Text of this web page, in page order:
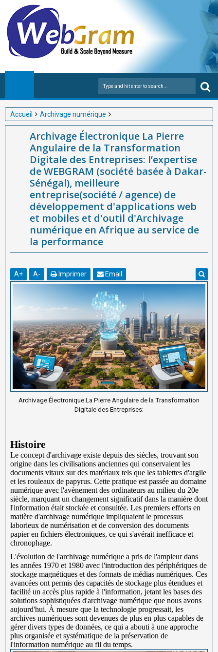
Accueil
Archivage numérique
Archivage Électronique La Pierre Angulaire de la Transformation
Digitale des Entreprises: l’expertise de WEBGRAM (société basée
à Dakar-Sénégal), meilleure entreprise(société / agence) de
développement d'applications web et mobiles et d'outil
d'Archivage numérique en Afrique au service de la performance
Archivage Électronique La Pierre
Angulaire de la Transformation
Digitale des Entreprises: l’expertise
de WEBGRAM (société basée à Dakar-
Sénégal), meilleure
entreprise(société / agence) de
développement d'applications web
et mobiles et d'outil d'Archivage
numérique en Afrique au service de
la performance
A+ A- Imprimer Email
Archivage Électronique La Pierre Angulaire de la Transformation
Digitale des Entreprises:
Histoire
Le concept d'archivage existe depuis des siècles, trouvant son
origine dans les civilisations anciennes qui conservaient les
documents vitaux sur des matériaux tels que les tablettes d'argile
et les rouleaux de papyrus. Cette pratique est passée au domaine
numérique avec l'avènement des ordinateurs au milieu du 20e
siècle, marquant un changement significatif dans la manière dont
l'information était stockée et consultée. Les premiers efforts en
matière d'archivage numérique impliquaient le processus
laborieux de numérisation et de conversion des documents
papier en fichiers électroniques, ce qui s'avérait inefficace et
chronophage.
L'évolution de l'archivage numérique a pris de l'ampleur dans
les années 1970 et 1980 avec l'introduction des périphériques de
stockage magnétiques et des formats de médias numériques. Ces
avancées ont permis des capacités de stockage plus étendues et
facilité un accès plus rapide à l'information, jetant les bases des
solutions sophistiquées d'archivage numérique que nous avons
aujourd'hui. À mesure que la technologie progressait, les
archives numériques sont devenues de plus en plus capables de
gérer divers types de données, ce qui a abouti à une approche
plus organisée et systématique de la préservation de
l'information numérique au fil du temps.